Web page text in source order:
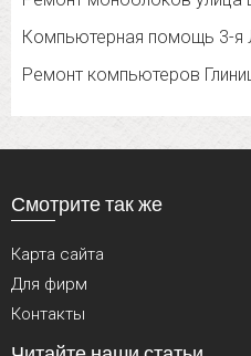
Компьютерная помощь 3-я
Ремонт компьютеров
Смотрите так же
Карта сайта
Для фирм
Контакты